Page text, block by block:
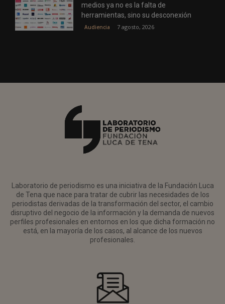
medios ya no es la falta de
herramientas, sino su desconexión
Audiencia 7 agosto, 2026
Laboratorio de periodismo es una iniciativa de la Fundación Luca
de Tena que nace para tratar de cubrir las necesidades de los
periodistas derivadas de la transformación del sector, el cambio
disruptivo del negocio de la información y la demanda de nuevos
perfiles profesionales en entornos en los que dicha formación no
está, en la mayoría de los casos, al alcance de los nuevos
profesionales.